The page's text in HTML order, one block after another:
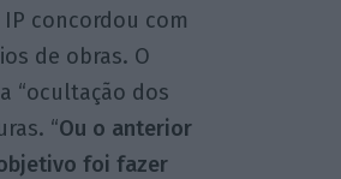
concordou com
de obras. O
“ocultação dos
“Ou o anterior
foi fazer